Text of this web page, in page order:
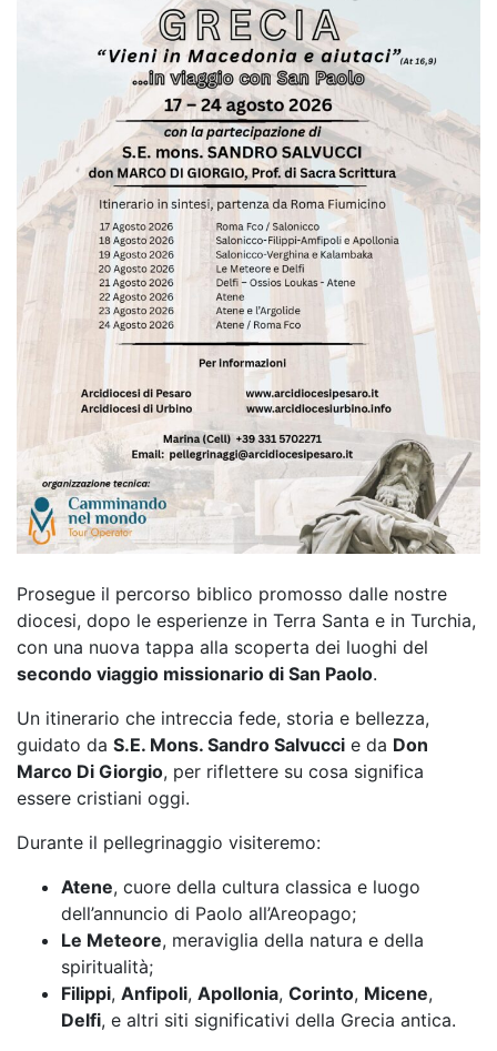
Prosegue il percorso biblico promosso dalle nostre
diocesi, dopo le esperienze in Terra Santa e in Turchia,
con una nuova tappa alla scoperta dei luoghi del
secondo viaggio missionario di San Paolo.
Un itinerario che intreccia fede, storia e bellezza,
guidato da S.E. Mons. Sandro Salvucci e da Don
Marco Di Giorgio, per riflettere su cosa significa
essere cristiani oggi.
Durante il pellegrinaggio visiteremo:
Atene, cuore della cultura classica e luogo
dell’annuncio di Paolo all’Areopago;
Le Meteore, meraviglia della natura e della
spiritualità;
Filippi, Anfipoli, Apollonia, Corinto, Micene,
Delfi, e altri siti significativi della Grecia antica.